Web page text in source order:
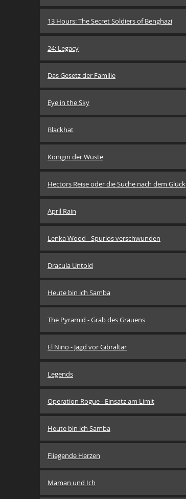
13 Hours: The Secret Soldiers of Benghazi
24: Legacy
Das Gesetz der Familie
Eye in the Sky
Blackhat
Königin der Wüste
Hectors Reise oder die Suche nach dem Glück
April Rain
Lenka Wood - Spurlos verschwunden
Dracula Untold
Heute bin ich Samba
The Pyramid - Grab des Grauens
El Niño - Jagd vor Gibraltar
Legends
Operation Rogue - Einsatz am Limit
Heute bin ich Samba
Fliegende Herzen
Maman und Ich